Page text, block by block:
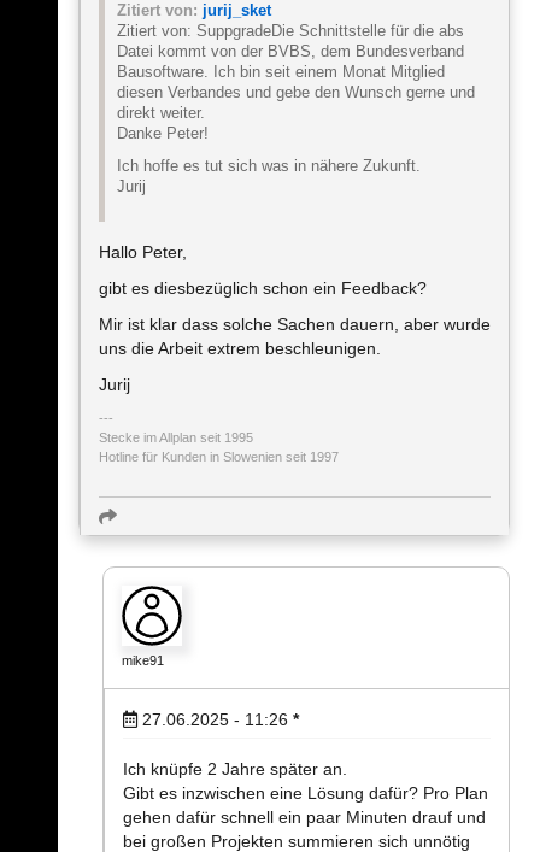
Zitiert von: jurij_sket
Zitiert von: SuppgradeDie Schnittstelle für die abs
Datei kommt von der BVBS, dem Bundesverband
Bausoftware. Ich bin seit einem Monat Mitglied
diesen Verbandes und gebe den Wunsch gerne und
direkt weiter.
Danke Peter!
Ich hoffe es tut sich was in nähere Zukunft.
Jurij
Hallo Peter,
gibt es diesbezüglich schon ein Feedback?
Mir ist klar dass solche Sachen dauern, aber wurde
uns die Arbeit extrem beschleunigen.
Jurij
Stecke im Allplan seit 1995
Hotline für Kunden in Slowenien seit 1997
mike91
27.06.2025 - 11:26 *
Ich knüpfe 2 Jahre später an.
Gibt es inzwischen eine Lösung dafür? Pro Plan
gehen dafür schnell ein paar Minuten drauf und
bei großen Projekten summieren sich unnötig